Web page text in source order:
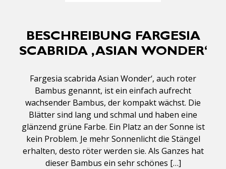
BESCHREIBUNG FARGESIA
SCABRIDA ‚ASIAN WONDER‘
Fargesia scabrida Asian Wonder‘, auch roter
Bambus genannt, ist ein einfach aufrecht
wachsender Bambus, der kompakt wächst. Die
Blätter sind lang und schmal und haben eine
glänzend grüne Farbe. Ein Platz an der Sonne ist
kein Problem. Je mehr Sonnenlicht die Stängel
erhalten, desto röter werden sie. Als Ganzes hat
dieser Bambus ein sehr schönes […]